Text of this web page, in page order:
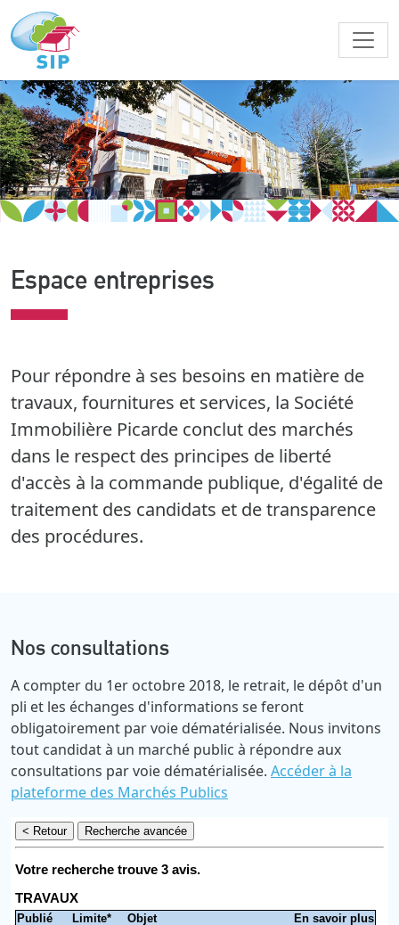
Espace entreprises
Pour répondre à ses besoins en matière de
travaux, fournitures et services, la Société
Immobilière Picarde conclut des marchés
dans le respect des principes de liberté
d'accès à la commande publique, d'égalité de
traitement des candidats et de transparence
des procédures.
Nos consultations
A compter du 1er octobre 2018, le retrait, le dépôt d'un
pli et les échanges d'informations se feront
obligatoirement par voie dématérialisée. Nous invitons
tout candidat à un marché public à répondre aux
consultations par voie dématérialisée. Accéder à la
plateforme des Marchés Publics